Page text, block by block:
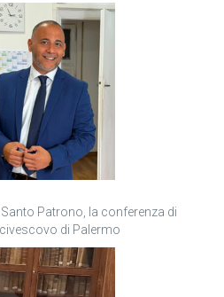
Santo Patrono, la conferenza di
di Palermo